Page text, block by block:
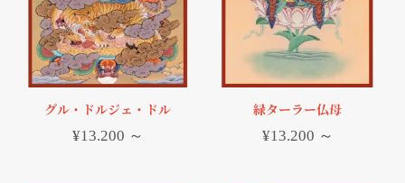
グル・ドルジェ・ドル
¥13.200 ～
緑ターラー仏母
¥13.200 ～